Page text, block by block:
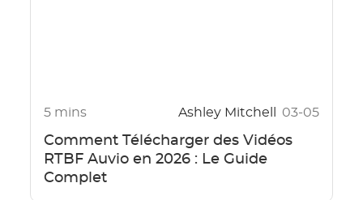
5 mins Ashley Mitchell 03-05
Comment Télécharger des Vidéos
RTBF Auvio en 2026 : Le Guide
Complet